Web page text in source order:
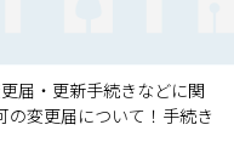
届・更新手続きなどに関
の変更届について！手続き